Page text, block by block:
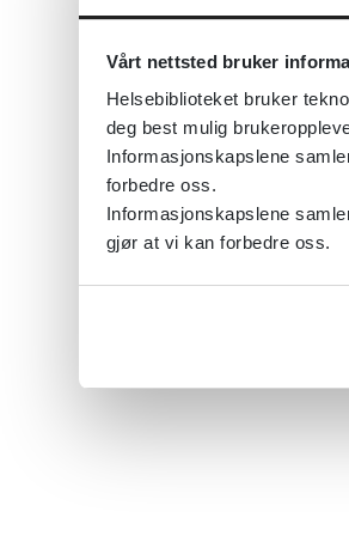
Vårt nettsted bruker
Helsebiblioteket bruker
deg best mulig
Informasjonskapslene
forbedre oss.
Informasjonskapslene
gjør at vi kan forbedre oss.